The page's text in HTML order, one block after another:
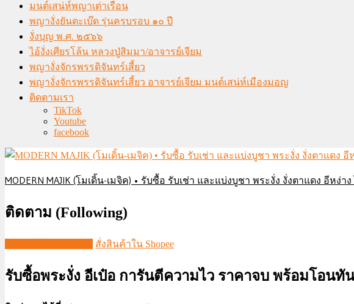
มนต์เสน่ห์พญาเต่าเรือน
พญางั่งยันตะเบ๊ด รุ่นครบรอบ ๑๐ ปี
งั่งบุญ พ.ศ. ๒๕๖๖
ไอ้งั่งเศียรโล้น หลวงปู่สิมมา/อาจารย์เจียม
พญางั่งจักรพรรดิจันทร์เสี้ยว
พญางั่งจักรพรรดิจันทร์เสี้ยว อาจารย์เจียม มนต์เสน่ห์เมืองมอญ
ติดตามเรา
TikTok
Youtube
facebook
MODERN MAJIK (โมเดิ้น-เมจิค) • รับซื้อ รับเช่า และแบ่งบูชา พระงั่ง งั่งตาแดง อีหง่
ติดตาม (Following)
สั่งสินค้าใน Shopee
รับซื้อพระงั่ง อีเป๋อ การันตีความไว ราคาจบ พร้อมโอนทั